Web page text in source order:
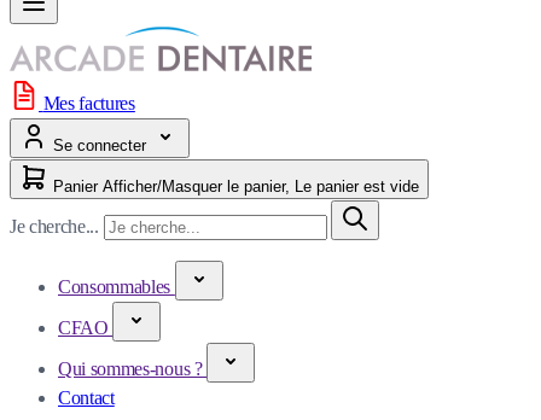
Mes factures
Se connecter
Panier Afficher/Masquer le panier, Le panier est vide
Je cherche...
Consommables
CFAO
Qui sommes-nous ?
Contact